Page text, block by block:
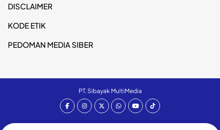
DISCLAIMER
KODE ETIK
PEDOMAN MEDIA SIBER
PT. Sibayak MultiMedia